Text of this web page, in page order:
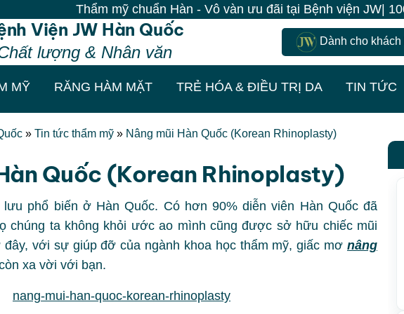
mỹ chuẩn Hàn - Vô vàn ưu đãi tại Bệnh viện JW| 100% Khách
Viện JW Hàn Quốc
lượng & Nhân văn
Dành cho khách
MỸ RĂNG HÀM MẶT TRẺ HÓA & ĐIỀU TRỊ DA TIN TỨC
» Tin tức thẩm mỹ » Nâng mũi Hàn Quốc (Korean Rhinoplasty)
Quốc (Korean Rhinoplasty)
phổ biến ở Hàn Quốc. Có hơn 90% diễn viên Hàn Quốc đã
chúng ta không khỏi ước ao mình cũng được sở hữu chiếc mũi
với sự giúp đỡ của ngành khoa học thẩm mỹ, giấc mơ nâng
xa vời với bạn.